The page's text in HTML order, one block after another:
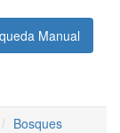
Manual
Bosques